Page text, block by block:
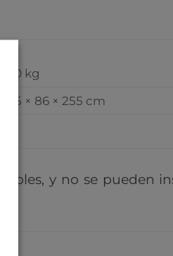
320 kg
205 × 86 × 255 cm
y no se pueden